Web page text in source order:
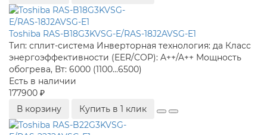
Toshiba RAS-B18G3KVSG-E/RAS-18J2AVSG-E1
Тип: сплит-система Инверторная технология: да Класс
энергоэффективности (EER/COP): A++/A++ Мощность
обогрева, Вт: 6000 (1100...6500)
Есть в наличии
177900 ₽
В корзину
Купить в 1 клик